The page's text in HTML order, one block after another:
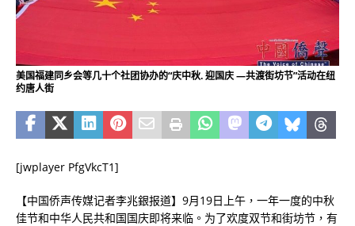
美国福建同乡会等几十个社团协办的“庆中秋. 迎国庆 —共渡街坊节”活动在纽
约唐人街
[jwplayer PfgVkcT1]
【中国侨声传媒记者李兆銀报道】9月19日上午，一年一度的中秋
佳节和中华人民共和国国庆即将来临。为了欢度双节和街坊节，有